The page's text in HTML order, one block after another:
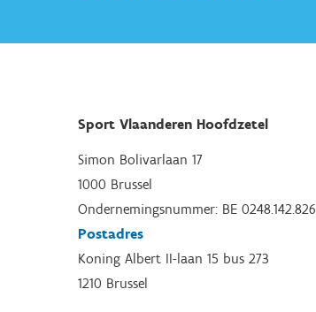
Sport Vlaanderen Hoofdzetel
Simon Bolivarlaan 17
1000 Brussel
Ondernemingsnummer: BE 0248.142.826
Postadres
Koning Albert II-laan 15 bus 273
1210 Brussel